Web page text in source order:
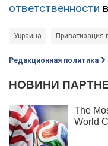
ответственности
Украина Приватизация
Редакционная политика